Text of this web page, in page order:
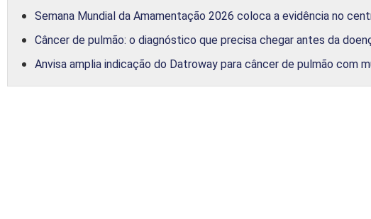
Semana Mundial da Amamentação 2026 coloca a evidência no
Câncer de pulmão: o diagnóstico que precisa chegar antes da
Anvisa amplia indicação do Datroway para câncer de pulmão com